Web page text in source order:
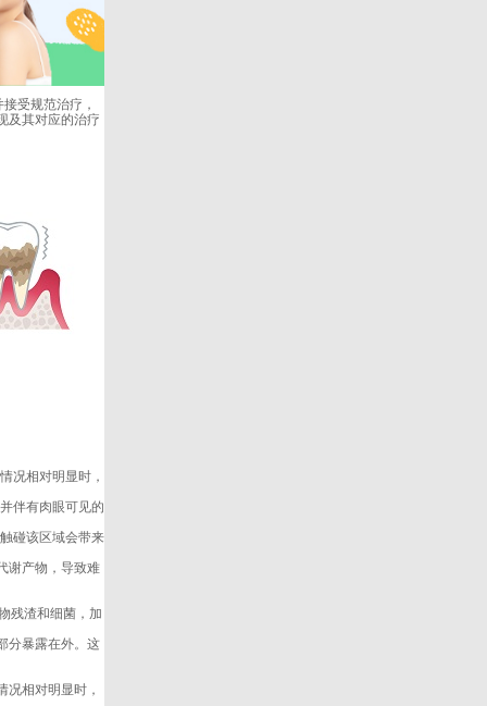
受规范治疗，
及其对应的治疗
况相对明显时，
伴有肉眼可见的
碰该区域会带来
谢产物，导致难
残渣和细菌，加
分暴露在外。这
相对明显时，